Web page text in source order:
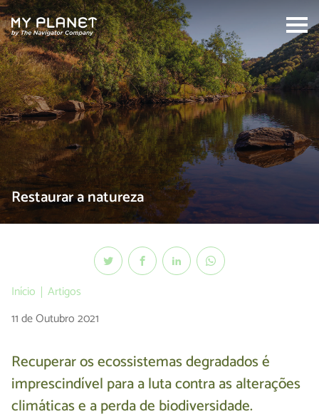
Search:
Restaurar a natureza
Início
Artigos
11 de Outubro 2021
Recuperar os ecossistemas degradados é
imprescindível para a luta contra as alterações
climáticas e a perda de biodiversidade.